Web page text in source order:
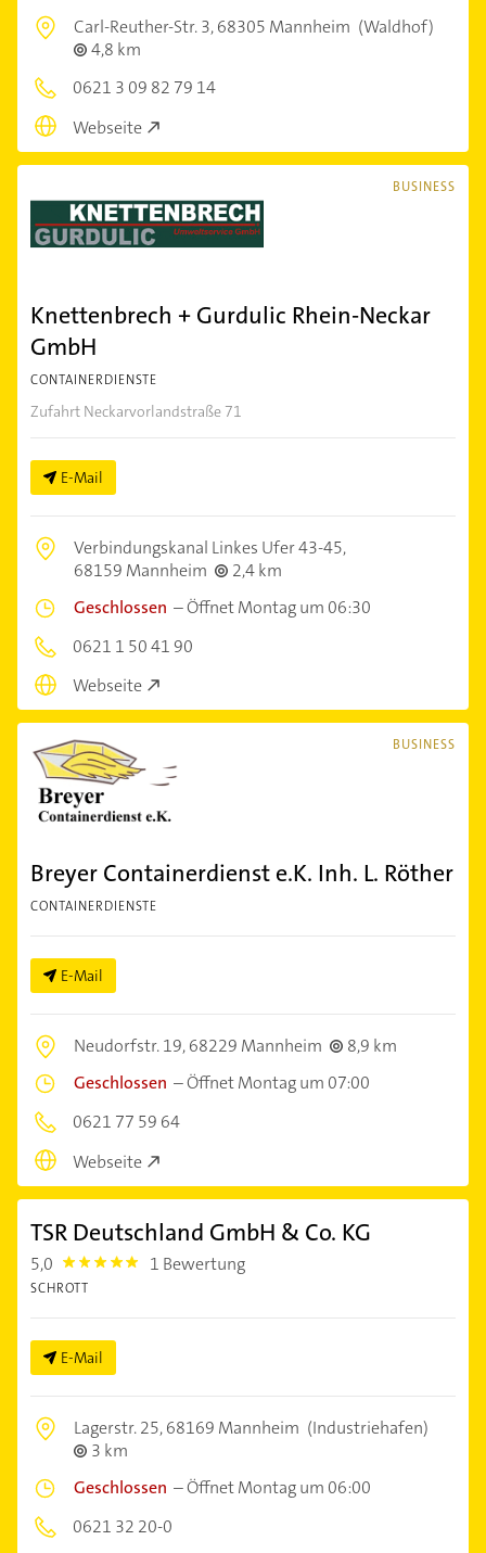
Carl-Reuther-Str. 3,68305 Mannheim (Waldhof)
4,8 km
0621 3 09 82 79 14
Webseite
BUSINESS
Knettenbrech + Gurdulic Rhein-Neckar
GmbH
CONTAINERDIENSTE
Zufahrt Neckarvorlandstraße 71
E-Mail
Verbindungskanal Linkes Ufer 43-45,
68159 Mannheim
2,4 km
Geschlossen –Öffnet Montag um 06:30
0621 1 50 41 90
Webseite
BUSINESS
Breyer Containerdienst e.K. Inh. L. Röther
CONTAINERDIENSTE
E-Mail
Neudorfstr. 19,68229 Mannheim
8,9 km
Geschlossen –Öffnet Montag um 07:00
0621 77 59 64
Webseite
TSR Deutschland GmbH & Co. KG
5,0 5.0 1 Bewertung
SCHROTT
E-Mail
Lagerstr. 25,68169 Mannheim (Industriehafen)
3 km
Geschlossen –Öffnet Montag um 06:00
0621 32 20-0